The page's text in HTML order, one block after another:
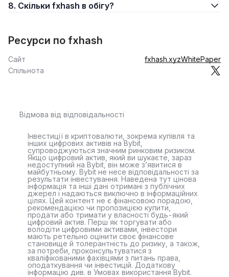
8. Скільки fxhash в обігу?
Ресурси по fxhash
Сайт fxhash.xyzWhitePaper
Спільнота
Відмова від відповідальності
Інвестиції в криптовалюти, зокрема купівля та
інших цифрових активів на Bybit,
супроводжуються значним ринковим ризиком.
Якщо цифровий актив, який ви шукаєте, зараз
недоступний на Bybit, він може з’явитися в
майбутньому. Bybit не несе відповідальності за
результати інвестування. Наведена тут цінова
інформація та інші дані отримані з публічних
джерел і надаються виключно в інформаційних
цілях. Цей контент не є фінансовою порадою,
рекомендацією чи пропозицією купити,
продати або тримати у власності будь-який
цифровий актив. Перш як торгувати або
володіти цифровими активами, інвестори
мають ретельно оцінити своє фінансове
становище й толерантність до ризику, а також,
за потреби, проконсультуватися з
кваліфікованими фахівцями з питань права,
оподаткування чи інвестицій. Додаткову
інформацію див. в Умовах використання Bybit.